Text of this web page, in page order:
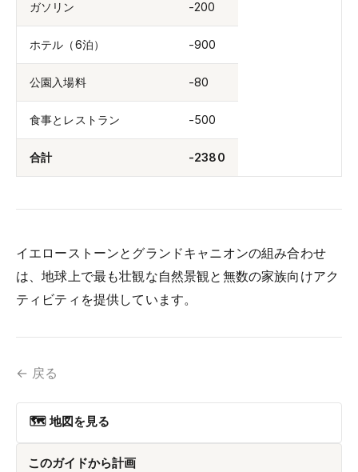
ガソリン -200
ホテル（6泊） -900
公園入場料 -80
食事とレストラン -500
合計 -2380
イエローストーンとグランドキャニオンの組み合わせ
は、地球上で最も壮観な自然景観と無数の家族向けアク
ティビティを提供しています。
← 戻る
🗺 地図を見る
このガイドから計画